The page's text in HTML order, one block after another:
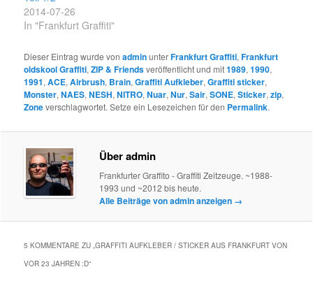
2014-07-26
In "Frankfurt Graffiti"
Dieser Eintrag wurde vonadminunterFrankfurt Graffiti,Frankfurt
oldskool Graffiti,ZIP & Friendsveröffentlicht und mit1989,1990,
1991,ACE,Airbrush, Brain,Graffiti Aufkleber,Graffiti sticker,
Monster,NAES,NESH,NITRO,Nuar,Nur,Sair,SONE,Sticker,zip,
Zoneverschlagwortet. Setze ein Lesezeichen für den Permalink.
Über admin
Frankfurter Graffito - Graffiti Zeitzeuge. ~1988-
1993 und ~2012 bis heute.
Alle Beiträge von admin anzeigen →
5 KOMMENTARE ZU „GRAFFITI AUFKLEBER / STICKER AUS FRANKFURT VON
VOR 23 JAHREN :D“